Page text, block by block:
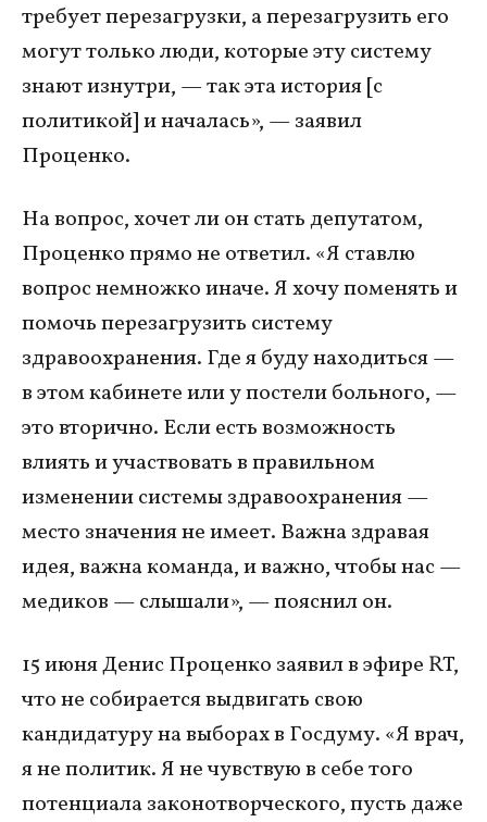
требует перезагрузки, а перезагрузить его
могут только люди, которые эту систему
знают изнутри, — так эта история [с
политикой] и началась», — заявил
Проценко.
На вопрос, хочет ли он стать депутатом,
Проценко прямо не ответил. «Я ставлю
вопрос немножко иначе. Я хочу поменять и
помочь перезагрузить систему
здравоохранения. Где я буду находиться —
в этом кабинете или у постели больного, —
это вторично. Если есть возможность
влиять и участвовать в правильном
изменении системы здравоохранения —
место значения не имеет. Важна здравая
идея, важна команда, и важно, чтобы нас —
медиков — слышали», — пояснил он.
15 июня Денис Проценко заявил в эфире RT,
что не собирается выдвигать свою
кандидатуру на выборах в Госдуму. «Я врач,
я не политик. Я не чувствую в себе того
потенциала законотворческого, пусть даже